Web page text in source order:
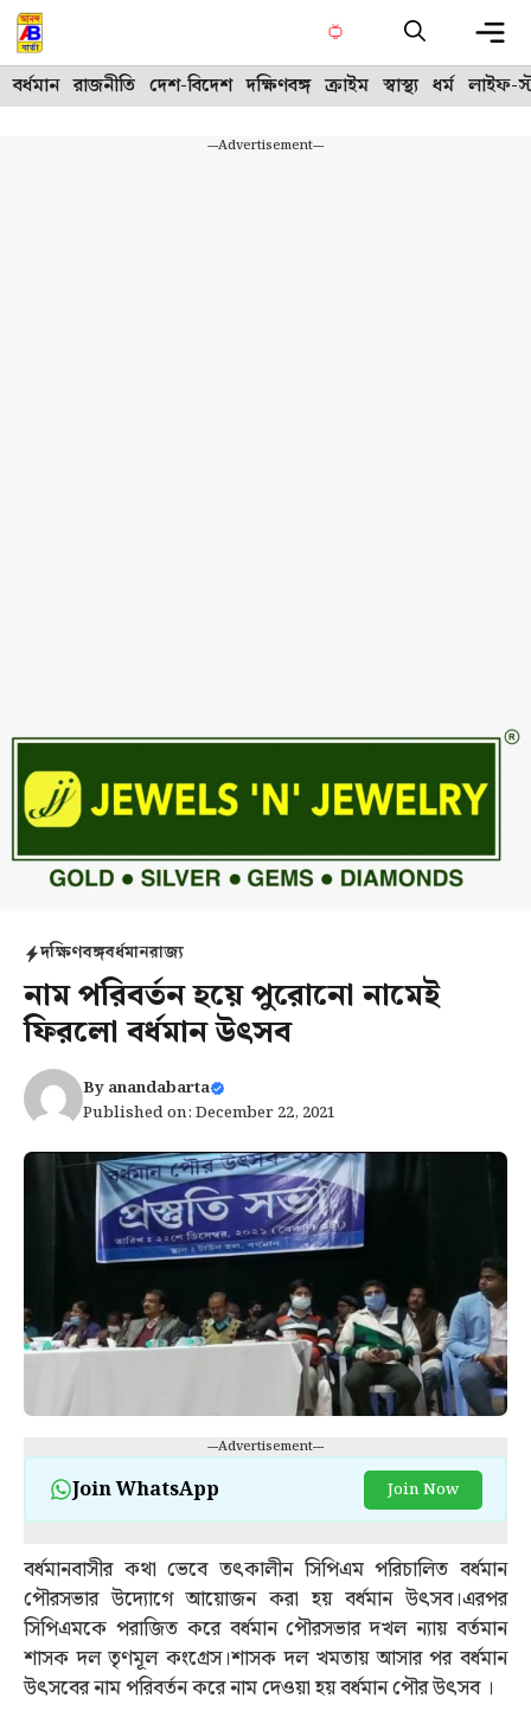
Skip
to
content
বর্ধমান রাজনীতি দেশ-বিদেশ দক্ষিণবঙ্গ ক্রাইম স্বাস্থ্য ধর্ম লাইফ-
---Advertisement---
দক্ষিণবঙ্গবর্ধমানরাজ্য
নাম পরিবর্তন হয়ে পুরোনো নামেই
ফিরলো বর্ধমান উৎসব
Byanandabarta
Published on: December 22, 2021
---Advertisement---
Join WhatsApp Join Now
বর্ধমানবাসীর কথা ভেবে তৎকালীন সিপিএম পরিচালিত বর্ধমান
পৌরসভার উদ্যোগে আয়োজন করা হয় বর্ধমান উৎসব।এরপর
সিপিএমকে পরাজিত করে বর্ধমান পৌরসভার দখল ন্যায় বর্তমান
শাসক দল তৃণমূল কংগ্রেস।শাসক দল খমতায় আসার পর বর্ধমান
উৎসবের নাম পরিবর্তন করে নাম দেওয়া হয় বর্ধমান পৌর উৎসব ।